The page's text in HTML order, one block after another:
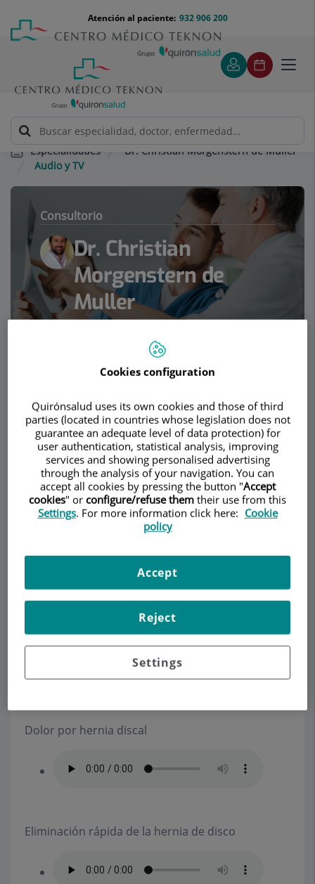
contenido
Menú
teléfono
cabecera
932 906 200
Atención al paciente:
Especialidades
Dr. Christian Morgenstern de Muller
Audio y TV
Consultorio
Dr. Christian
Morgenstern de
Muller
DescripciónServiciosContactoDatos de interés Horario
Pedir cita
Audio y TV
Implantes endoscópicos contra la lumbalgia y los
Operación de hernia discal
Dolor por hernia discal
Eliminación rápida de la hernia de disco
Cookies configuration
Quirónsalud uses its own cookies and those of third
parties (located in countries whose legislation does not
guarantee an adequate level of data protection) for
user authentication, statistical analysis, improving
services and showing personalised advertising
through the analysis of your navigation. You can
accept all cookies by pressing the button "Accept
cookies" or configure/refuse them their use from this
Settings. For more information click here: Cookie
policy
Settings
Reject
Accept